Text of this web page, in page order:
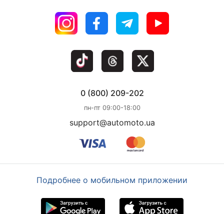
0 (800) 209-202
пн-пт 09:00-18:00
support@automoto.ua
Подробнее о мобильном приложении